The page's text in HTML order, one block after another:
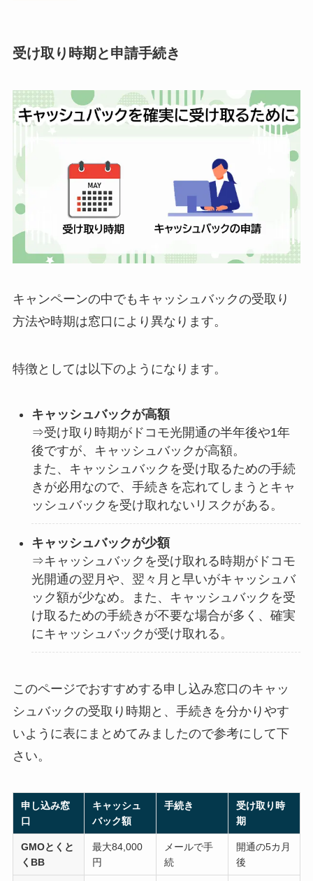
受け取り時期と申請手続き
キャンペーンの中でもキャッシュバックの受取り
方法や時期は窓口により異なります。
特徴としては以下のようになります。
キャッシュバックが高額
⇒受け取り時期がドコモ光開通の半年後や1年
後ですが、キャッシュバックが高額。
また、キャッシュバックを受け取るための手続
きが必用なので、手続きを忘れてしまうとキャ
ッシュバックを受け取れないリスクがある。
キャッシュバックが少額
⇒キャッシュバックを受け取れる時期がドコモ
光開通の翌月や、翌々月と早いがキャッシュバ
ック額が少なめ。また、キャッシュバックを受
け取るための手続きが不要な場合が多く、確実
にキャッシュバックが受け取れる。
このページでおすすめする申し込み窓口のキャッ
シュバックの受取り時期と、手続きを分かりやす
いように表にまとめてみましたので参考にして下
さい。
申し込み窓
口
キャッシュ
バック額
手続き
受け取り時
期
GMOとくと
くBB
最大84,000
円
メールで手
続
開通の5カ月
後